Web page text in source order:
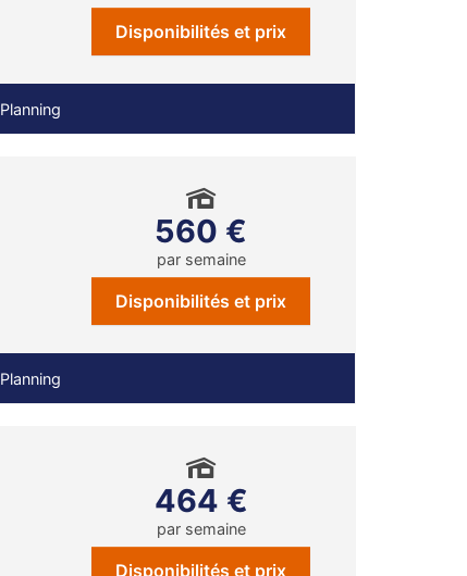
Disponibilités et prix
Planning
560 €
par semaine
Disponibilités et prix
Planning
464 €
par semaine
Disponibilités et prix